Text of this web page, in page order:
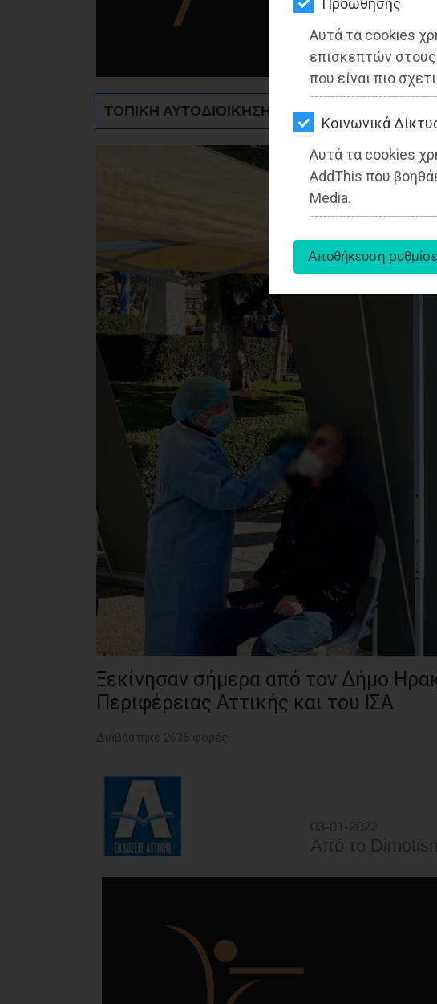
Προώθησης
Αυτά τα cookies
επισκεπτών
που είναι πιο
Kοινωνικά
Αυτά τα cookies
AddThis που
Media.
ΕΞΟΔΟΣ
ΠΕΡΙΒΑΛΛΟΝ
OΔΗΓΟΣ
ΨΙΘΥΡΟΙ
ΑΠΟΣΤΟΛΗ
ΤΟΠΙΚΗ ΑΥΤΟΔΙΟΙΚΗΣΗ - Αττική
Ξεκίνησαν σήμερα από τον Δήμο
Περιφέρειας Αττικής και του ΙΣΑ
Διαβάστηκε 2635 φορές
03-01-2022
Από τo